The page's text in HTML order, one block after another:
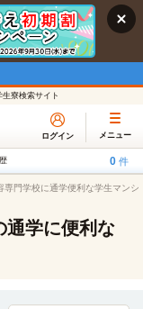
寮検索サイト
ログイン メニュー
0 件
専門学校に通学便利な学生マンシ
通学に便利な